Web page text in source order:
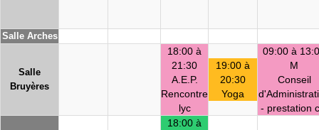
Salle Arches
Salle
Bruyères
18:00 à
21:30
A.E.P.
Rencontre
lyc
19:00 à
20:30
Yoga
09:00 à
M
Conseil
- prestation
18:00 à